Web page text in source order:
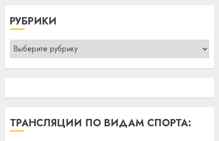
РУБРИКИ
Рубрики
ТРАНСЛЯЦИИ ПО ВИДАМ СПОРТА: